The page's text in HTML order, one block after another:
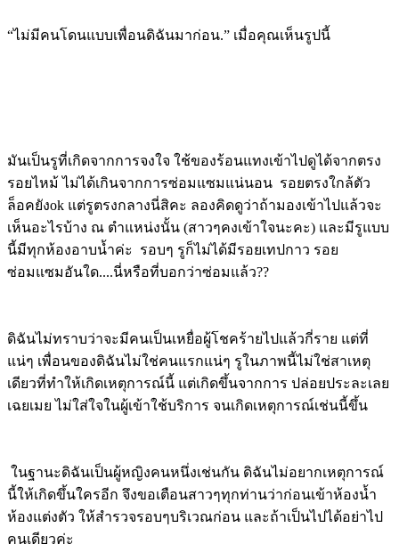
“ไม่มีคนโดนแบบเพื่อนดิฉันมาก่อน.” เมื่อคุณเห็นรูปนี้
มันเป็นรูที่เกิดจากการจงใจ ใช้ของร้อนแทงเข้าไปดูได้จากตรง
รอยไหม้ ไม่ได้เกินจากการซ่อมแซมแน่นอน รอยตรงใกล้ตัว
ล็อคยังok แต่รูตรงกลางนี่สิคะ ลองคิดดูว่าถ้ามองเข้าไปแล้วจะ
เห็นอะไรบ้าง ณ ตำแหน่งนั้น (สาวๆคงเข้าใจนะคะ) และมีรูแบบ
นี้มีทุกห้องอาบน้ำค่ะ รอบๆ รูก็ไม่ได้มีรอยเทปกาว รอย
ซ่อมแซมอันใด....นี่หรือที่บอกว่าซ่อมแล้ว??
ดิฉันไม่ทราบว่าจะมีคนเป็นเหยื่อผู้โชคร้ายไปแล้วกี่ราย แต่ที่
แน่ๆ เพื่อนของดิฉันไม่ใช่คนแรกแน่ๆ รูในภาพนี้ไม่ใช่สาเหตุ
เดียวที่ทำให้เกิดเหตุการณ์นี้ แต่เกิดขึ้นจากการ ปล่อยประละเลย
เฉยเมย ไม่ใส่ใจในผู้เข้าใช้บริการ จนเกิดเหตุการณ์เช่นนี้ขึ้น
ในฐานะดิฉันเป็นผู้หญิงคนหนึ่งเช่นกัน ดิฉันไม่อยากเหตุการณ์
นี้ให้เกิดขึ้นใครอีก จึงขอเตือนสาวๆทุกท่านว่าก่อนเข้าห้องน้ำ
ห้องแต่งตัว ให้สำรวจรอบๆบริเวณก่อน และถ้าเป็นไปได้อย่าไป
คนเดียวค่ะ